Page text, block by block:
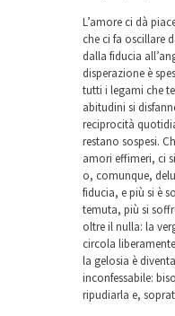
L’amore ci dà
che ci fa oscillare
dalla fiducia
disperazione è
tutti i legami che
abitudini si
reciprocità
restano sospesi.
amori effimeri, ci
o, comunque,
fiducia, e più si è
temuta, più si
oltre il nulla: la
circola
la gelosia è
inconfessabile:
ripudiarla e,